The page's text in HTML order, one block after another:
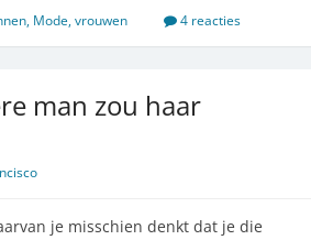
, Mode,vrouwen 4 reacties
man zou haar
je misschien denkt dat je die